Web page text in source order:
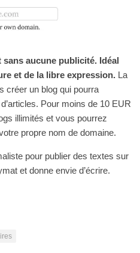
aucune publicité. Idéal
et de la libre expression. La
créer un blog qui pourra
Pour moins de 10 EUR
illimités et vous pourrez
propre nom de domaine.
pour publier des textes sur
et donne envie d’écrire.